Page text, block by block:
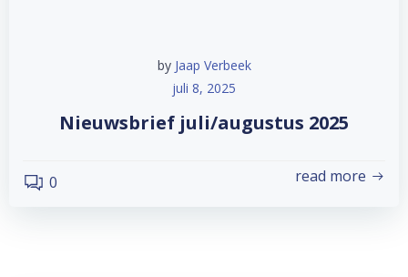
by Jaap Verbeek
juli 8, 2025
Nieuwsbrief juli/augustus 2025
0 read more